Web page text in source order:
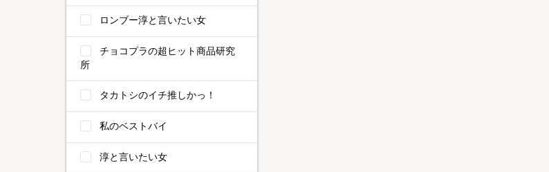
ロンブー淳と言いたい女
チョコプラの超ヒット商品研究
所
タカトシのイチ推しかっ！
私のベストバイ
淳と言いたい女